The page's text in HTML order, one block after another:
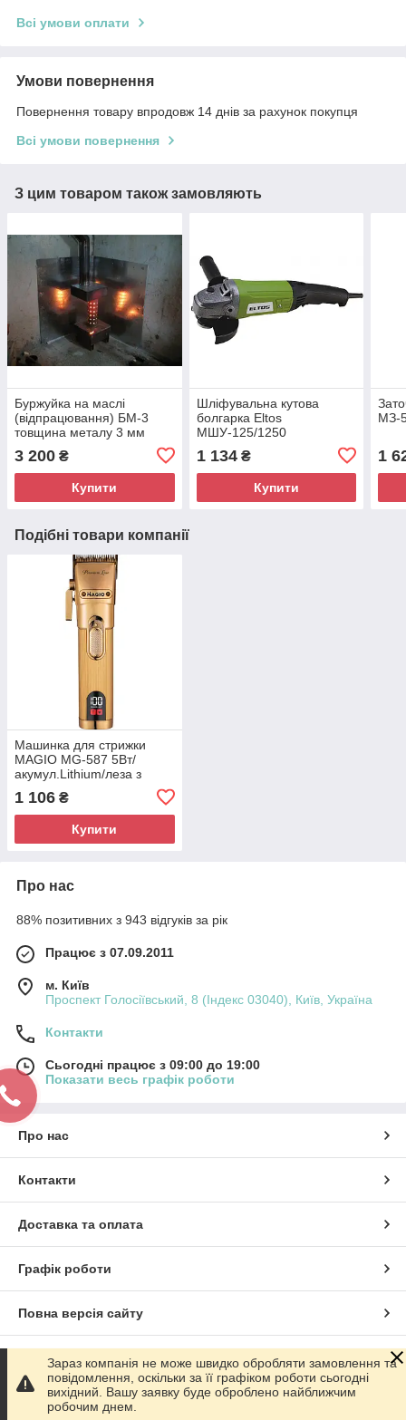
Всі умови оплати
Умови повернення
Повернення товару впродовж 14 днів за рахунок покупця
Всі умови повернення
З цим товаром також замовляють
Буржуйка на маслі
(відпрацювання) БМ-3
товщина металу 3 мм
3 200 ₴
Купити
Шліфувальна кутова
болгарка Eltos
МШУ-125/1250
машинка для майстерні
1 134₴
Купити
МЗ-
1
Подібні товари компанії
Машинка для стрижки
MAGIO МG-587 5Вт/
акумул.Lithium/леза з
нас/2 швидк.
1 106 ₴
Купити
Про нас
88% позитивних з 943 відгуків за рік
Працює з 07.09.2011
м. Київ
Проспект Голосіївський, 8 (Індекс 03040), Київ, Україна
Контакти
Сьогодні працює з 09:00 до 19:00
Показати весь графік роботи
Про нас
Контакти
Доставка та оплата
Графік роботи
Повна версія сайту
Сайт створено на маркетплейсі Prom.ua
Політика конфіденційності
Зараз компанія не може швидко обробляти замовлення та
повідомлення, оскільки за її графіком роботи сьогодні
вихідний. Вашу заявку буде оброблено найближчим
робочим днем.